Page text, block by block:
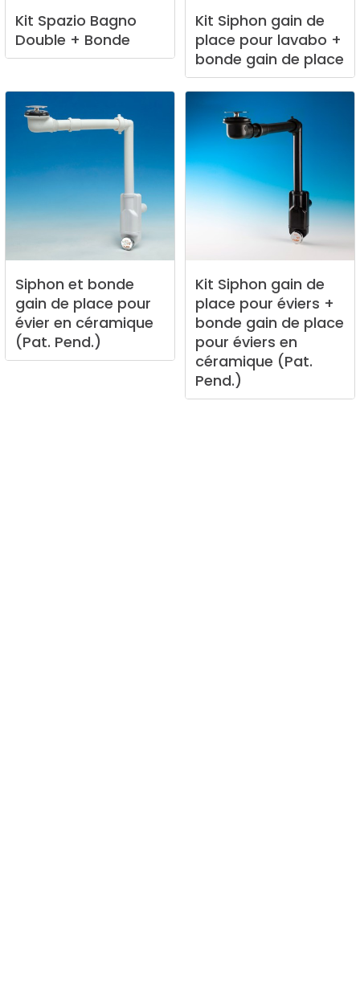
Kit Spazio Bagno
Double + Bonde
Kit Siphon gain de
place pour lavabo +
bonde gain de place
Siphon et bonde
gain de place pour
évier en céramique
(Pat. Pend.)
Kit Siphon gain de
place pour éviers +
bonde gain de place
pour éviers en
céramique (Pat.
Pend.)